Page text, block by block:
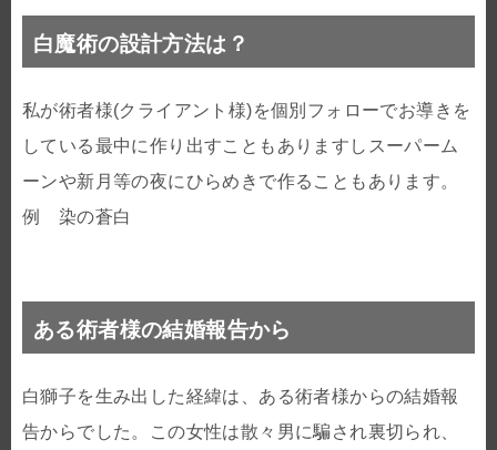
白魔術の設計方法は？
私が術者様(クライアント様)を個別フォローでお導きを
している最中に作り出すこともありますしスーパーム
ーンや新月等の夜にひらめきで作ることもあります。
例 染の蒼白
ある術者様の結婚報告から
白獅子を生み出した経緯は、ある術者様からの結婚報
告からでした。この女性は散々男に騙され裏切られ、